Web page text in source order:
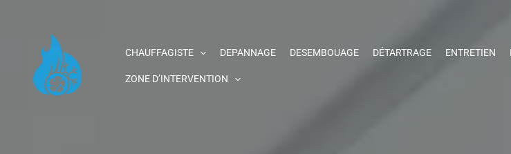
contenu
CHAUFFAGISTE DEPANNAGE DESEMBOUAGE DÉTARTRAGE ENTRETIEN
ZONE D’INTERVENTION